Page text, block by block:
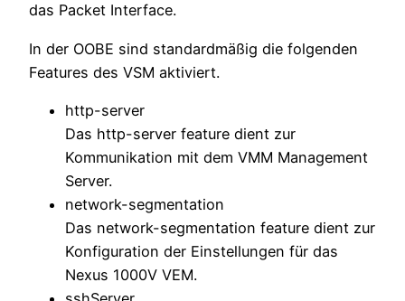
das Packet Interface.
In der OOBE sind standardmäßig die folgenden
Features des VSM aktiviert.
http-server
Das http-server feature dient zur
Kommunikation mit dem VMM Management
Server.
network-segmentation
Das network-segmentation feature dient zur
Konfiguration der Einstellungen für das
Nexus 1000V VEM.